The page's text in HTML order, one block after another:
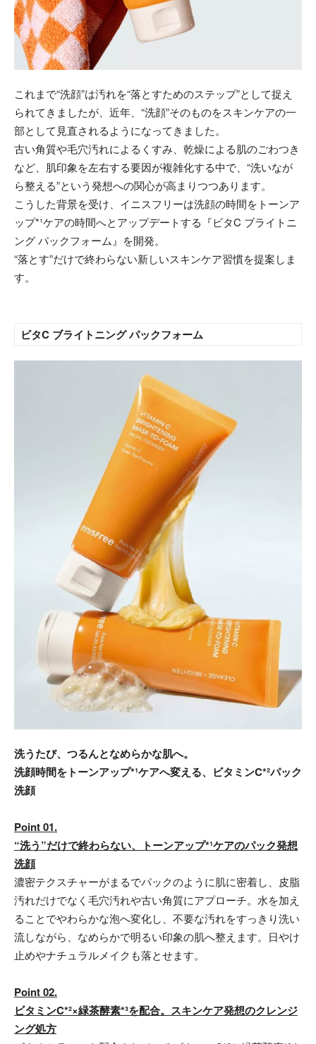
これまで“洗顔”は汚れを“落とすためのステップ”として捉え
られてきましたが、近年、“洗顔”そのものをスキンケアの一
部として見直されるようになってきました。
古い角質や毛穴汚れによるくすみ、乾燥による肌のごわつき
など、肌印象を左右する要因が複雑化する中で、“洗いなが
ら整える”という発想への関心が高まりつつあります。
こうした背景を受け、イニスフリーは洗顔の時間をトーンア
ップ*¹ケアの時間へとアップデートする『ビタC ブライトニ
ング パックフォーム』を開発。
“落とす”だけで終わらない新しいスキンケア習慣を提案しま
す。
ビタC ブライトニング パックフォーム
洗うたび、つるんとなめらかな肌へ。
洗顔時間をトーンアップ*¹ケアへ変える、ビタミンC*²パック
洗顔
Point 01.
“洗う”だけで終わらない、トーンアップ*¹ケアのパック発想
洗顔
濃密テクスチャーがまるでパックのように肌に密着し、皮脂
汚れだけでなく毛穴汚れや古い角質にアプローチ。水を加え
ることでやわらかな泡へ変化し、不要な汚れをすっきり洗い
流しながら、なめらかで明るい印象の肌へ整えます。日やけ
止めやナチュラルメイクも落とせます。
Point 02.
ビタミンC*²×緑茶酵素*³を配合。スキンケア発想のクレンジ
ング処方